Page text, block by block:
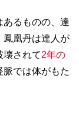
あるものの、達
鳳凰丹は達人が
壊されて2年の
では体がもた